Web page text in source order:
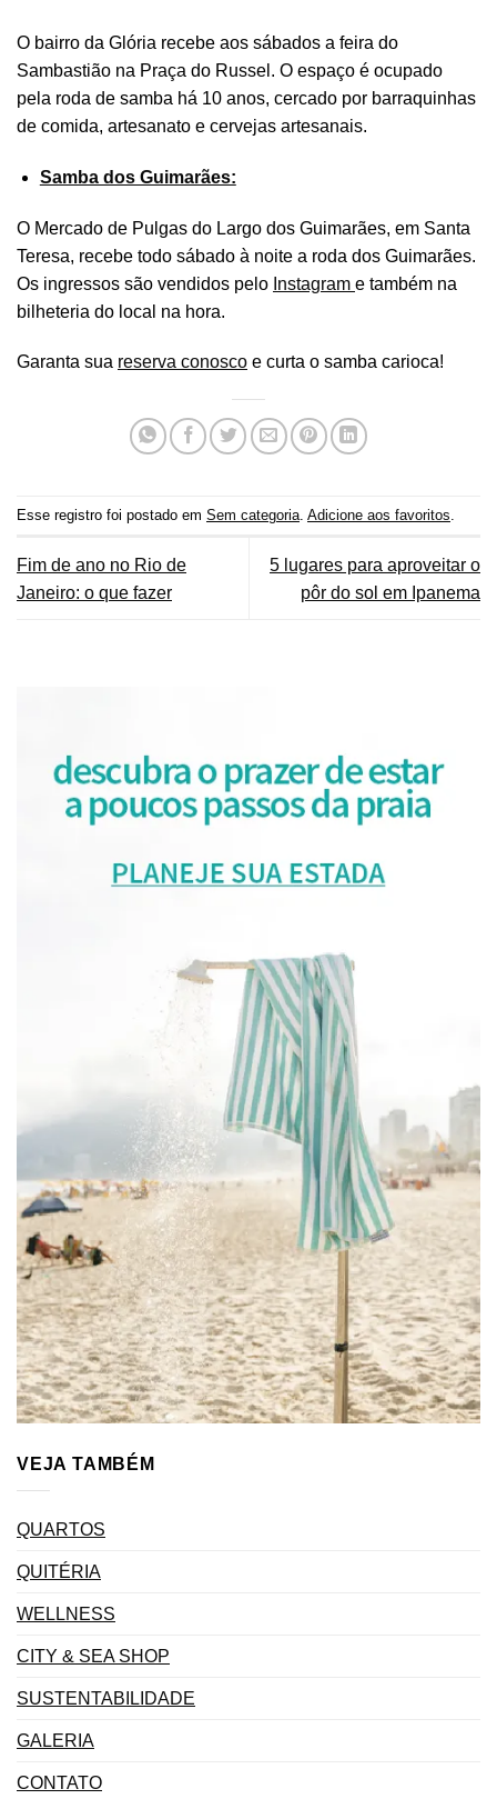
O bairro da Glória recebe aos sábados a feira do
Sambastião na Praça do Russel. O espaço é ocupado
pela roda de samba há 10 anos, cercado por barraquinhas
de comida, artesanato e cervejas artesanais.
Samba dos Guimarães:
O Mercado de Pulgas do Largo dos Guimarães, em Santa
Teresa, recebe todo sábado à noite a roda dos Guimarães.
Os ingressos são vendidos pelo Instagram e também na
bilheteria do local na hora.
Garanta sua reserva conosco e curta o samba carioca!
Esse registro foi postado em Sem categoria Adicione aos favoritos
Fim de ano no Rio de
Janeiro: o que fazer
5 lugares para aproveitar o
pôr do sol em Ipanema
VEJA TAMBÉM
QUARTOS
QUITÉRIA
WELLNESS
CITY & SEA SHOP
SUSTENTABILIDADE
GALERIA
CONTATO